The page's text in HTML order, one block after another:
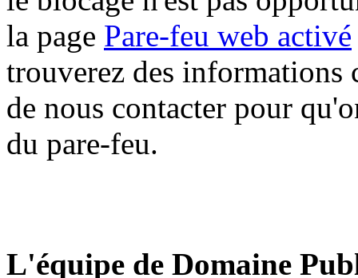
la page Pare-feu web activé
trouverez des informations
de nous contacter pour
du pare-feu.
L'équipe de Domaine